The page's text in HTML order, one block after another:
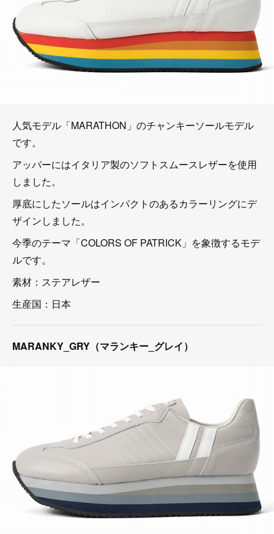
人気モデル「MARATHON」のチャンキーソールモデル
です。
アッパーにはイタリア製のソフトスムースレザーを使用
しました。
厚底にしたソールはインパクトのあるカラーリングにデ
ザインしました。
今季のテーマ「COLORS OF PATRICK」を象徴するモデ
ルです。
素材：ステアレザー
生産国：日本
MARANKY_GRY（マランキー_グレイ）